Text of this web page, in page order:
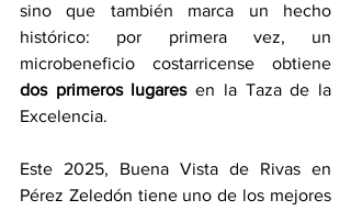
sino que también marca un hecho
histórico: por primera vez, un
dos primeros lugares en la Taza de la
Excelencia.
Este 2025, Buena Vista de Rivas en
Pérez Zeledón tiene uno de los mejores